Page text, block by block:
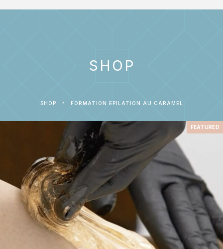
SHOP
SHOP FORMATION EPILATION AU CARAMEL
FEATURED